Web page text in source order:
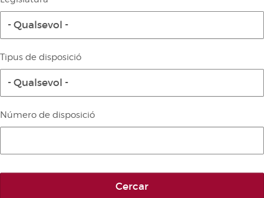
Diari de la Diputació Permanent
Publicacions no oficials
Anuari de Dret Parlamentari
Corts Forals
Altres publicacions
- Qualsevol -
Tipus de disposició
- Qualsevol -
Número de disposició
Cercar